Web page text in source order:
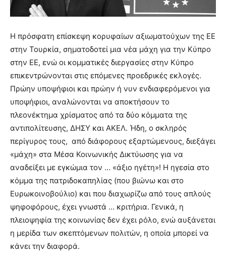
Η πρόσφατη επίσκεψη κορυφαίων αξιωματούχων της ΕΕ
στην Τουρκία, σηματοδοτεί μια νέα μάχη για την Κύπρο
στην ΕΕ, ενώ οι κομματικές διεργασίες στην Κύπρο
επικεντρώνονται στις επόμενες προεδρικές εκλογές.
Πρώην υποψήφιοι και πρώην ή νυν ενδιαφερόμενοι για
υποψήφιοι, αναλώνονται να αποκτήσουν το
πλεονέκτημα χρίσματος από τα δύο κόμματα της
αντιπολίτευσης, ΔΗΣΥ και ΑΚΕΛ. Ήδη, ο σκληρός
περίγυρος τους, από διάφορους εξαρτώμενους, διεξάγει
«μάχη» στα Μέσα Κοινωνικής Δικτύωσης για να
αναδείξει με εγκώμια τον … «άξιο ηγέτη»! Η ηγεσία στο
κόμμα της πατριδοκαπηλίας (που βιώνω και στο
Ευρωκοινοβούλιο) και που διαχωρίζω από τους απλούς
ψηφοφόρους, έχει γνωστά … κριτήρια. Γενικά, η
πλειοψηφία της κοινωνίας δεν έχει ρόλο, ενώ αυξάνεται
η μερίδα των σκεπτόμενων πολιτών, η οποία μπορεί να
κάνει την διαφορά.